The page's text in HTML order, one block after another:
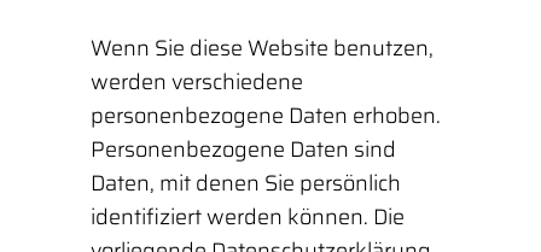
Wenn Sie diese Website benutzen,
werden verschiedene
personenbezogene Daten erhoben.
Personenbezogene Daten sind
Daten, mit denen Sie persönlich
identifiziert werden können. Die